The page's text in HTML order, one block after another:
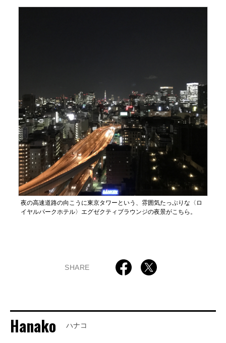
夜の高速道路の向こうに東京タワーという、雰囲気たっぷりな〈ロ
イヤルパークホテル〉エグゼクティブラウンジの夜景がこちら。
SHARE
Hanako ハナコ